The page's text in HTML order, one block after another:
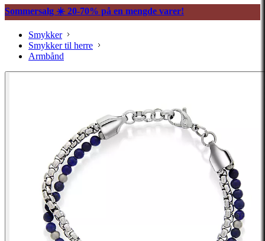
Sommersalg ☀️ 20-70% på en mengde varer!
Smykker
Smykker til herre
Armbånd